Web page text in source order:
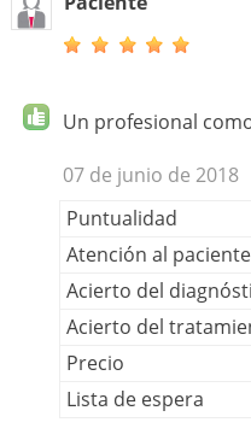
Un profesional
07 de junio de 2018
Puntualidad
Atención al paciente
Acierto del
Acierto del
Precio
Lista de espera